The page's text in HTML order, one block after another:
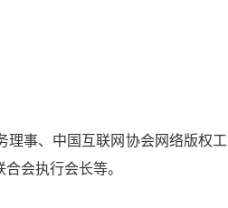
理事、中国互联网协会网络版权工
会执行会长等。